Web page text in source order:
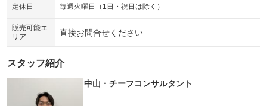
定休日 毎週火曜日（1日・祝日は除く）
販売可能エ
リア
直接お問合せください
スタッフ紹介
中山・チーフコンサルタント